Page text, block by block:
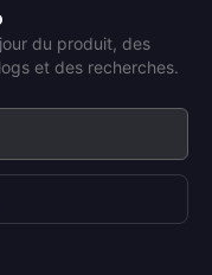
du produit, des
et des recherches.